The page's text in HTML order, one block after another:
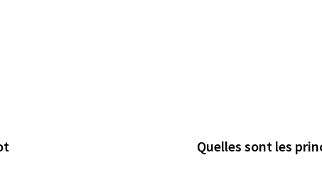
Quelles sont les